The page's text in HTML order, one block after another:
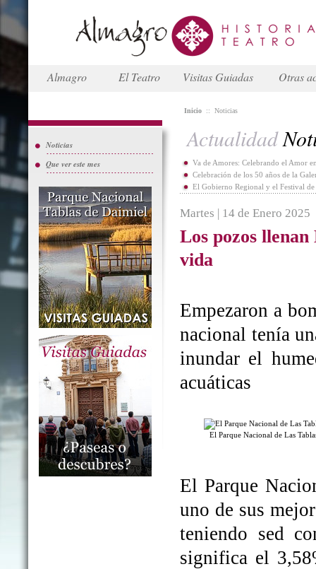
Almagro El Teatro Visitas Guiadas Otras
Noticias
Que ver este mes
Inicio :: Noticias
Actualidad
Va de Amores: Celebrando el Amor
Celebración de los 50 años de la
El Gobierno Regional y el Festival
Martes | 14 de Enero 2025
Los pozos
vida
Empezaron a
nacional tenía
inundar el
acuáticas
El Parque Nacional de Las
El Parque
uno de sus
teniendo sed
significa el